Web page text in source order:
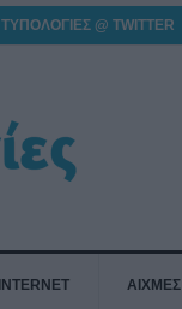
ΤΥΠΟΛΟΓΙΕΣ @ TWITTER
INTERNET ΑΙΧΜΕΣ